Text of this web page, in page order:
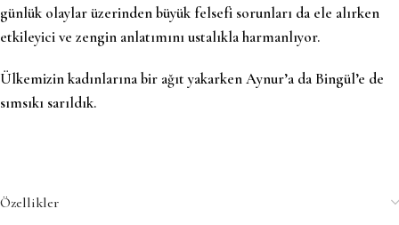
günlük olaylar üzerinden büyük felsefi sorunları da ele alırken
etkileyici ve zengin anlatımını ustalıkla harmanlıyor.
Ülkemizin kadınlarına bir ağıt yakarken Aynur’a da Bingül’e de
sımsıkı sarıldık.
Özellikler